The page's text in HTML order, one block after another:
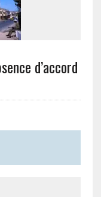
d’accord